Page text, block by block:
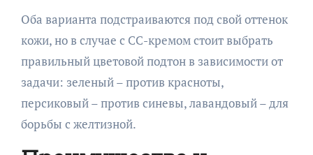
Оба варианта подстраиваются под свой оттенок
кожи, но в случае с CC-кремом стоит выбрать
правильный цветовой подтон в зависимости от
задачи: зеленый – против красноты,
персиковый – против синевы, лавандовый – для
борьбы с желтизной.